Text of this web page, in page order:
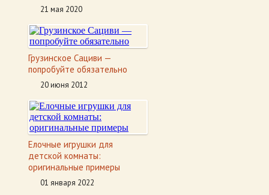
21 мая 2020
Грузинское Cациви —
попробуйте обязательно
20 июня 2012
Елочные игрушки для
детской комнаты:
оригинальные примеры
01 января 2022